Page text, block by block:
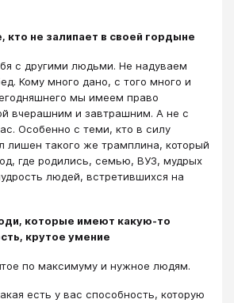
кто не залипает в своей гордыне
с другими людьми. Не надуваем
Кому много дано, с того много и
мы имеем право
вчерашним и завтрашним. А не с
Особенно с теми, кто в силу
лишен такого же трамплина, который
где родились, семью, ВУЗ, мудрых
людей, встретившихся на
которые имеют какую-то
крутое умение
по максимуму и нужное людям.
есть у вас способность, которую